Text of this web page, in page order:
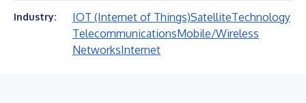
Industry: IOT (Internet of Things)SatelliteTechnology
TelecommunicationsMobile/Wireless
NetworksInternet